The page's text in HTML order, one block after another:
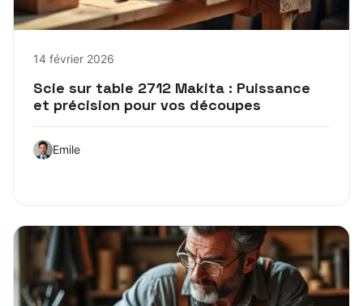
14 février 2026
Scie sur table 2712 Makita : Puissance
et précision pour vos découpes
Emile